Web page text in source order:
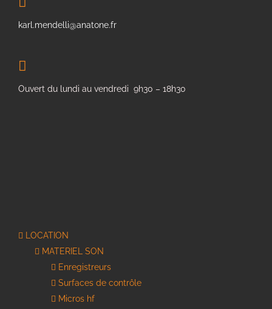
karl.mendelli@anatone.fr
Ouvert du lundi au vendredi 9h30 – 18h30
LOCATION
MATERIEL SON
Enregistreurs
Surfaces de contrôle
Micros hf